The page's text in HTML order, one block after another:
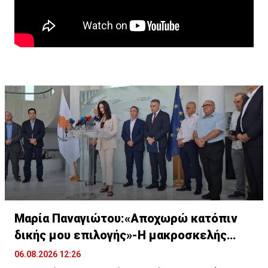
Μαρία Παναγιώτου:«Αποχωρώ κατόπιν
δικής μου επιλογής»-Η μακροσκελής
ομιλία της
06.08.2026 12:26